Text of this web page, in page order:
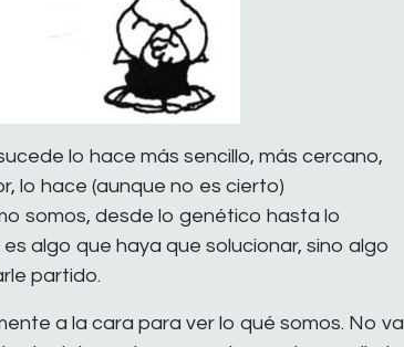
lo hace más sencillo, más cercano,
lo hace (aunque no es cierto)
somos, desde lo genético hasta lo
algo que haya que solucionar, sino algo
partido.
a la cara para ver lo qué somos. No va